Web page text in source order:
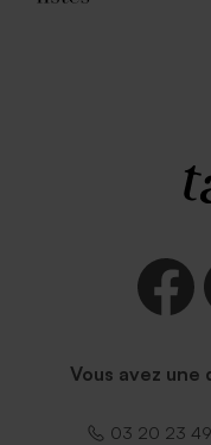
Vous avez une
03 20 23